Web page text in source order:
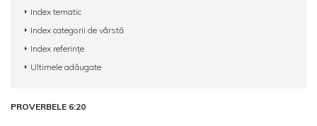
Index tematic
Index categorii de vârstă
Index referințe
Ultimele adăugate
PROVERBELE 6:20